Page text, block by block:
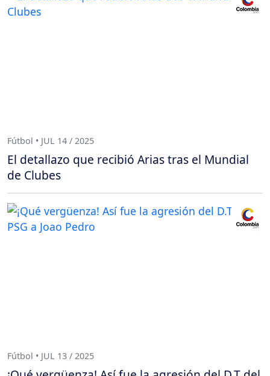
Fútbol • JUL 14 / 2025
El detallazo que recibió Arias tras el Mundial
de Clubes
Fútbol • JUL 13 / 2025